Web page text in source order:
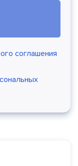
соглашения